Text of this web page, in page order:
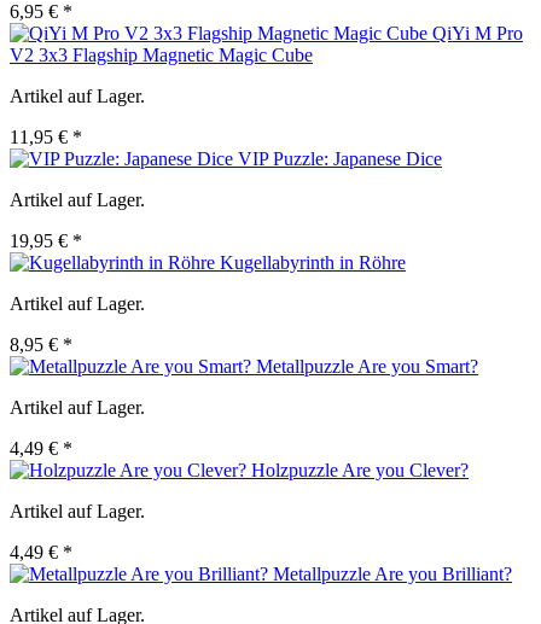
6,95 € *
QiYi M Pro
V2 3x3 Flagship Magnetic Magic Cube
Artikel auf Lager.
11,95 € *
VIP Puzzle: Japanese Dice
Artikel auf Lager.
19,95 € *
Kugellabyrinth in Röhre
Artikel auf Lager.
8,95 € *
Metallpuzzle Are you Smart?
Artikel auf Lager.
4,49 € *
Holzpuzzle Are you Clever?
Artikel auf Lager.
4,49 € *
Metallpuzzle Are you Brilliant?
Artikel auf Lager.